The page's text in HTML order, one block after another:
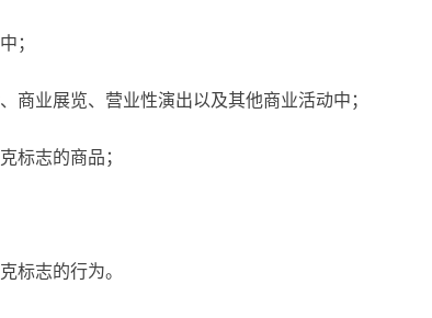
；
商业展览、营业性演出以及其他商业活动中；
标志的商品；
标志的行为。